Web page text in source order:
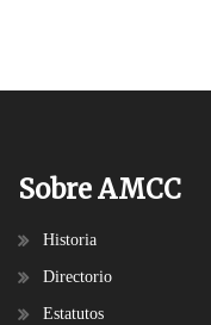
Sobre AMCC
Historia
Directorio
Estatutos